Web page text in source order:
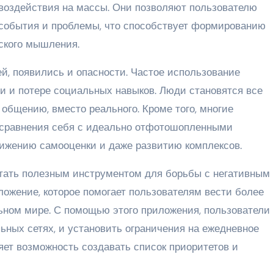
на массы. Они позволяют пользователю
и проблемы, что способствует формированию
мышления.
появились и опасности. Частое использование
и потере социальных навыков. Люди становятся все
вместо реального. Кроме того, многие
себя с идеально отфотошопленными
самооценки и даже развитию комплексов.
полезным инструментом для борьбы с негативным
которое помогает пользователям вести более
мире. С помощью этого приложения, пользователи
сетях, и установить ограничения на ежедневное
возможность создавать список приоритетов и